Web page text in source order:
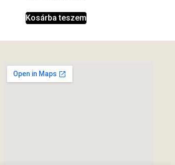
Kosárba teszem